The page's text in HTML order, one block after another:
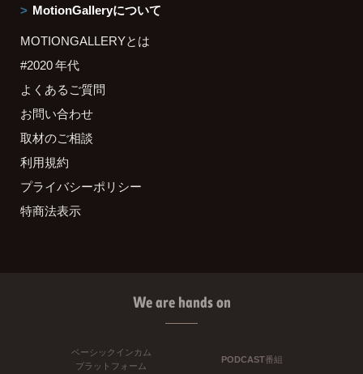
MotionGalleryについて
MOTIONGALLERYとは
#2020 年代
よくあるご質問
お問い合わせ
取材のご相談
利用規約
プライバシーポリシー
特商法表示
We are hands on
ベーシックインカム
プラットフォーム
PODCAST番組